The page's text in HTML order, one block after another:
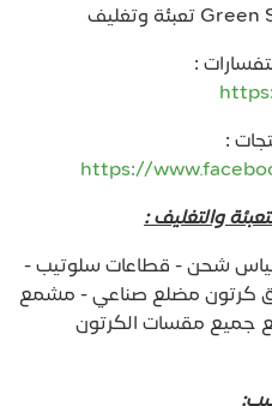
:
:
https://
والتغليف :
شحن - قطاعات سلوتيب -
- ورق كرتون مضلع صناعي - مشمع
جميع مقسات الكرتون